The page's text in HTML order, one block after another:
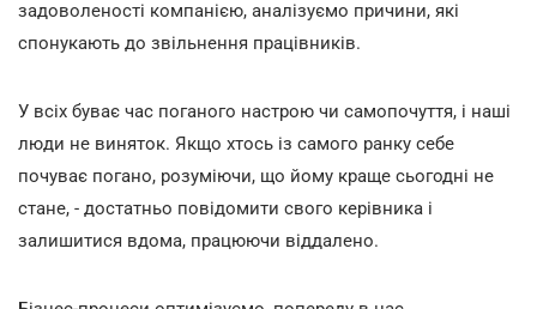
задоволеності компанією, аналізуємо причини, які
спонукають до звільнення працівників.
У всіх буває час поганого настрою чи самопочуття, і наші
люди не виняток. Якщо хтось із самого ранку себе
почуває погано, розуміючи, що йому краще сьогодні не
стане, - достатньо повідомити свого керівника і
залишитися вдома, працюючи віддалено.